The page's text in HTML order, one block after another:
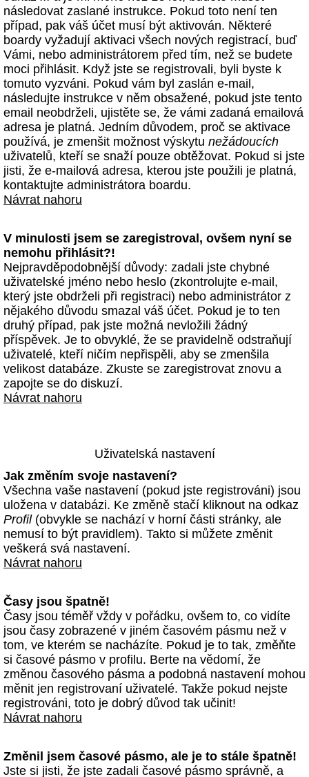
následovat zaslané instrukce. Pokud toto není ten
případ, pak váš účet musí být aktivován. Některé
boardy vyžadují aktivaci všech nových registrací, buď
Vámi, nebo administrátorem před tím, než se budete
moci přihlásit. Když jste se registrovali, byli byste k
tomuto vyzváni. Pokud vám byl zaslán e-mail,
následujte instrukce v něm obsažené, pokud jste tento
email neobdrželi, ujistěte se, že vámi zadaná emailová
adresa je platná. Jedním důvodem, proč se aktivace
používá, je zmenšit možnost výskytu nežádoucích
uživatelů, kteří se snaží pouze obtěžovat. Pokud si jste
jisti, že e-mailová adresa, kterou jste použili je platná,
kontaktujte administrátora boardu.
Návrat nahoru
V minulosti jsem se zaregistroval, ovšem nyní se
nemohu přihlásit?!
Nejpravděpodobnější důvody: zadali jste chybné
uživatelské jméno nebo heslo (zkontrolujte e-mail,
který jste obdrželi při registraci) nebo administrátor z
nějakého důvodu smazal váš účet. Pokud je to ten
druhý případ, pak jste možná nevložili žádný
příspěvek. Je to obvyklé, že se pravidelně odstraňují
uživatelé, kteří ničím nepřispěli, aby se zmenšila
velikost databáze. Zkuste se zaregistrovat znovu a
zapojte se do diskuzí.
Návrat nahoru
Uživatelská nastavení
Jak změním svoje nastavení?
Všechna vaše nastavení (pokud jste registrováni) jsou
uložena v databázi. Ke změně stačí kliknout na odkaz
Profil(obvykle se nachází v horní části stránky, ale
nemusí to být pravidlem). Takto si můžete změnit
veškerá svá nastavení.
Návrat nahoru
Časy jsou špatně!
Časy jsou téměř vždy v pořádku, ovšem to, co vidíte
jsou časy zobrazené v jiném časovém pásmu než v
tom, ve kterém se nacházíte. Pokud je to tak, změňte
si časové pásmo v profilu. Berte na vědomí, že
změnou časového pásma a podobná nastavení mohou
měnit jen registrovaní uživatelé. Takže pokud nejste
registrováni, toto je dobrý důvod tak učinit!
Návrat nahoru
Změnil jsem časové pásmo, ale je to stále špatně!
Jste si jisti, že jste zadali časové pásmo správně, a